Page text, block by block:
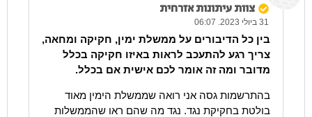
צוות עיתונות אזרחית
31 ביולי 2023. 06:07
בין כל הדיבורים על ממשלת ימין, חקיקה ומחאה,
צריך רגע להתעכב לראות באיזו חקיקה בכלל
מדובר ומה זה אומר לכם אישית אם בכלל.
בהתרשמות גסה אני רואה שממשלת הימין מאוד
בולטת בחקיקת נגד. נגד מה שהם ראו שהממשלות